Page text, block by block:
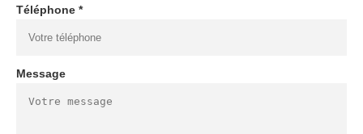
Téléphone *
Message